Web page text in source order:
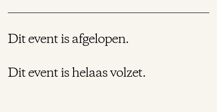
Dit event is afgelopen.
Dit event is helaas volzet.